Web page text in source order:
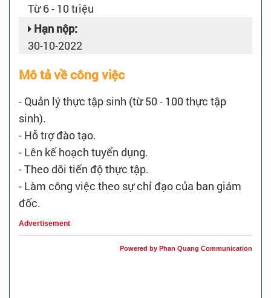
Từ 6 - 10 triệu
Hạn nộp:
30-10-2022
Mô tả về công việc
- Quản lý thực tập sinh (từ 50 - 100 thực tập
sinh).
- Hỗ trợ đào tạo.
- Lên kế hoạch tuyển dụng.
- Theo dõi tiến độ thực tập.
- Làm công việc theo sự chỉ đạo của ban giám
đốc.
Advertisement
Powered by Phan Quang Communication